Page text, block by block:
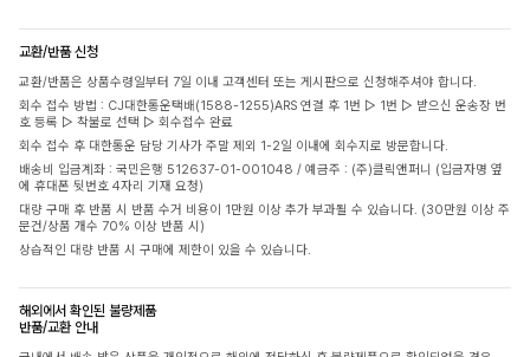
교환/반품 신청
교환/반품은 상품수령일부터 7일 이내 고객센터 또는 게시판으로 신청해주셔야 합니다.
회수 접수 방법 : CJ대한통운택배(1588-1255)ARS 연결 후 1번 ▷ 1번 ▷ 받으신 운송장 번
호 등록 ▷ 착불로 선택 ▷ 회수접수 완료
회수 접수 후 대한통운 담당 기사가 주말 제외 1-2일 이내에 회수지로 방문합니다.
배송비 입금계좌 : 국민은행 512637-01-001048 / 예금주 : (주)클릭앤퍼니 (입금자명 옆
에 휴대폰 뒷번호 4자리 기재 요청)
대량 구매 후 반품 시 반품 수거 비용이 1만원 이상 추가 부과될 수 있습니다. (30만원 이상 주
문건/상품 개수 70% 이상 반품 시)
상습적인 대량 반품 시 구매에 제한이 있을 수 있습니다.
해외에서 확인된 불량제품
반품/교환 안내